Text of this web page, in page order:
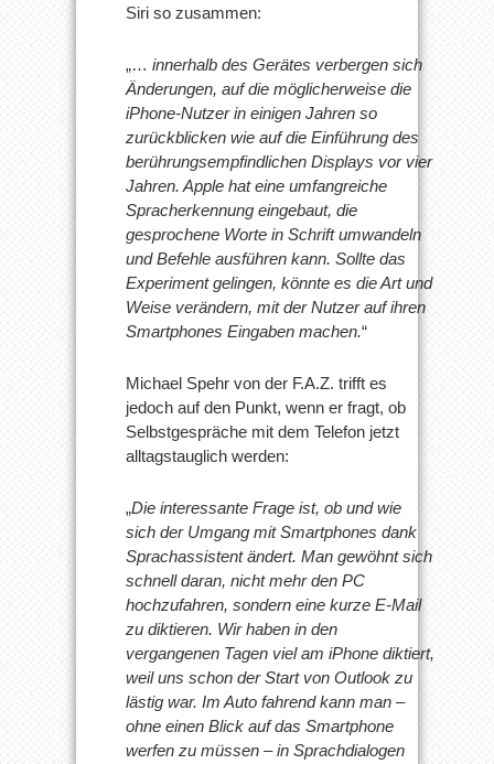
Siri so zusammen:
„… innerhalb des Gerätes verbergen sich
Änderungen, auf die möglicherweise die
iPhone-Nutzer in einigen Jahren so
zurückblicken wie auf die Einführung des
berührungsempfindlichen Displays vor vier
Jahren. Apple hat eine umfangreiche
Spracherkennung eingebaut, die
gesprochene Worte in Schrift umwandeln
und Befehle ausführen kann. Sollte das
Experiment gelingen, könnte es die Art und
Weise verändern, mit der Nutzer auf ihren
Smartphones Eingaben machen.“
Michael Spehr von der F.A.Z. trifft es
jedoch auf den Punkt, wenn er fragt, ob
Selbstgespräche mit dem Telefon jetzt
alltagstauglich werden:
„Die interessante Frage ist, ob und wie
sich der Umgang mit Smartphones dank
Sprachassistent ändert. Man gewöhnt sich
schnell daran, nicht mehr den PC
hochzufahren, sondern eine kurze E-Mail
zu diktieren. Wir haben in den
vergangenen Tagen viel am iPhone diktiert,
weil uns schon der Start von Outlook zu
lästig war. Im Auto fahrend kann man –
ohne einen Blick auf das Smartphone
werfen zu müssen – in Sprachdialogen